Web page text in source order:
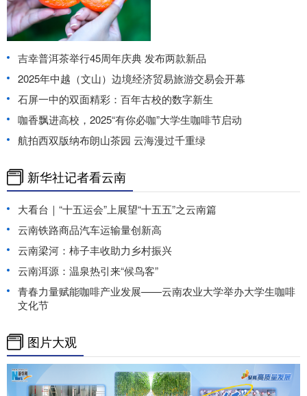
吉幸普洱茶举行45周年庆典 发布两款新品
2025年中越（文山）边境经济贸易旅游交易会开幕
石屏一中的双面精彩：百年古校的数字新生
咖香飘进高校，2025“有你必咖”大学生咖啡节启动
航拍西双版纳布朗山茶园 云海漫过千重绿
新华社记者看云南
大看台｜“十五运会”上展望“十五五”之云南篇
云南铁路商品汽车运输量创新高
云南梁河：柿子丰收助力乡村振兴
云南洱源：温泉热引来“候鸟客”
青春力量赋能咖啡产业发展——云南农业大学举办大学生咖啡
文化节
图片大观